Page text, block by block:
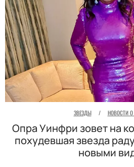
ЗВЕЗДЫ / НОВОСТИ О
Опра Уинфри зовет на
похудевшая звезда
новыми